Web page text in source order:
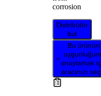
corrosion
Distribütör
bul
Bu ürünün
onaylamak
aracınızı